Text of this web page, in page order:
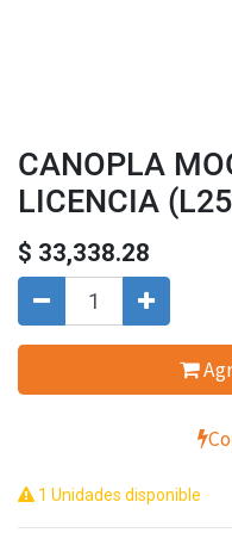
CANOPLA
LICENCIA
$ 33,338.28
1 Unidades disponible